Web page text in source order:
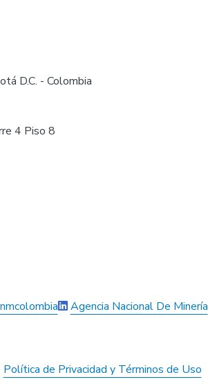
D.C. - Colombia
4 Piso 8
Agencia Nacional De Minería
Política de Privacidad y Términos de Uso